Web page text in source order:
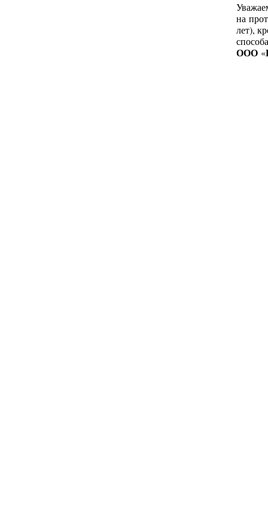
на
лет),
ООО«